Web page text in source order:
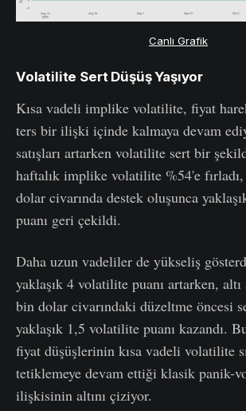
Canlı Grafik
Volatilite Sert Düşüş Yaşıyor
Kısa vadeli implike volatilite, fiyat
ters bir ilişki içinde kalmaya devam
satışları artarken volatilite sert bir
haftalık implike volatilite %54'e
dolar civarında destek oluşunca
puanı geri çekildi.
Daha uzun vadeliler de yükseliş
yaklaşık 4 volatilite puanı artarken,
bin dolar civarındaki düzeltme öncesi
yaklaşık 1,5 volatilite puanı kazandı.
fiyat düşüşlerinin kısa vadeli volatilite
tetiklemeye devam ettiği klasik panik-
ilişkisinin altını çiziyor.